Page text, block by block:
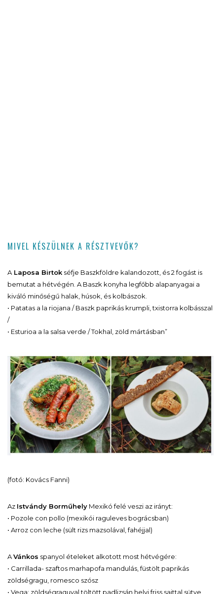
MIVEL KÉSZÜLNEK A RÉSZTVEVŐK?
A Laposa Birtok séfje Baszkföldre kalandozott, és 2 fogást is
bemutat a hétvégén. A Baszk konyha legfőbb alapanyagai a
kiváló minőségű halak, húsok, és kolbászok.
• Patatas a la riojana / Baszk paprikás krumpli, txistorra kolbásszal
/
• Esturioa a la salsa verde / Tokhal, zöld mártásban”
(fotó: Kovács Fanni)
Az Istvándy Borműhely Mexikó felé veszi az irányt:
• Pozole con pollo (mexikói raguleves bográcsban)
• Arroz con leche (sült rizs mazsolával, fahéjjal)
AVánkos spanyol ételeket alkotott most hétvégére:
• Carrillada- szaftos marhapofa mandulás, füstölt paprikás
zöldségragu, romesco szósz
• Vega: zöldségraguval töltött padlizsán helyi friss sajttal sütve,